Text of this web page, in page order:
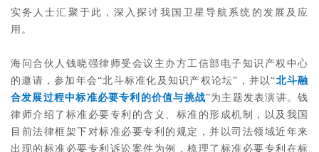
实务人士汇聚于此，深入探讨我国卫星导航系统的发展及应
用。
海问合伙人钱晓强律师受会议主办方工信部电子知识产权中心
的邀请，参加年会“北斗标准化及知识产权论坛”，并以“北斗融
合发展过程中标准必要专利的价值与挑战”为主题发表演讲。钱
律师介绍了标准必要专利的含义、标准的形成机制，以及我国
目前法律框架下对标准必要专利的规定，并以司法领域近年来
出现的标准必要专利诉讼案件为例，梳理了标准必要专利在标